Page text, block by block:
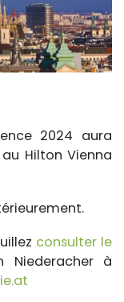
2024 aura
Hilton Vienna
consulter le
à